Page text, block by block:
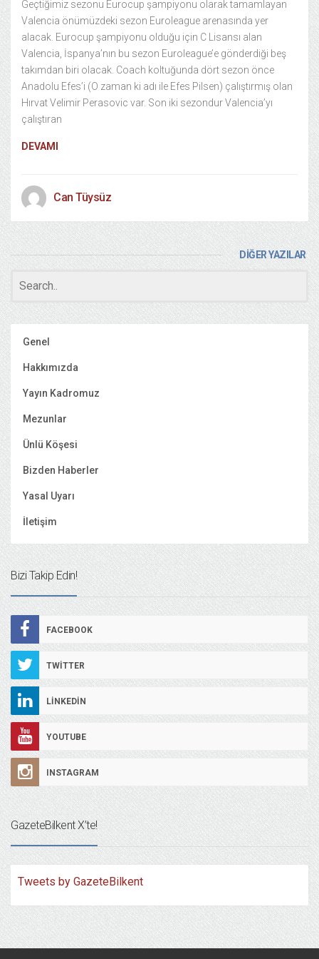
Geçtiğimiz sezonu Eurocup şampiyonu olarak tamamlayan
Valencia önümüzdeki sezon Euroleague arenasında yer
alacak. Eurocup şampiyonu olduğu için C Lisansı alan
Valencia, İspanya’nın bu sezon Euroleague’e gönderdiği beş
takımdan biri olacak. Coach koltuğunda dört sezon önce
Anadolu Efes’i (O zaman ki adı ile Efes Pilsen) çalıştırmış olan
Hırvat Velimir Perasovic var. Son iki sezondur Valencia’yı
çalıştıran
DEVAMI
Can Tüysüz
DİĞER YAZILAR
Genel
Hakkımızda
Yayın Kadromuz
Mezunlar
Ünlü Köşesi
Bizden Haberler
Yasal Uyarı
İletişim
Bizi Takip Edin!
FACEBOOK
TWITTER
LINKEDIN
YOUTUBE
INSTAGRAM
GazeteBilkent X’te!
Tweets by GazeteBilkent